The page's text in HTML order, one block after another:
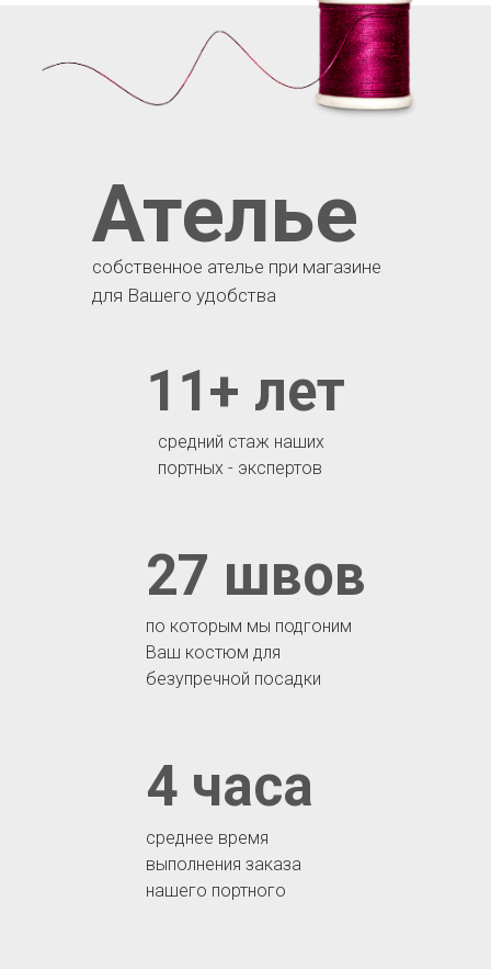
среднее время
выполнения заказа
нашего портного
4 часа
по которым мы подгоним
Ваш костюм для
безупречной посадки
27 швов
средний стаж наших
портных - экспертов
11+ лет
Ателье
собственное ателье при магазине
для Вашего удобства